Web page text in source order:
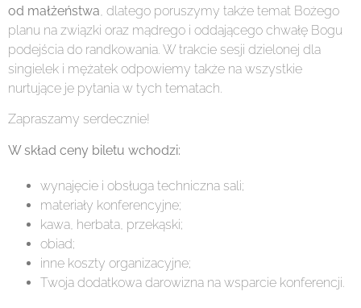
od małżeństwa, dlatego poruszymy także temat Bożego
planu na związki oraz mądrego i oddającego chwałę Bogu
podejścia do randkowania. W trakcie sesji dzielonej dla
singielek i mężatek odpowiemy także na wszystkie
nurtujące je pytania w tych tematach.
Zapraszamy serdecznie!
W skład ceny biletu wchodzi:
wynajęcie i obsługa techniczna sali;
materiały konferencyjne;
kawa, herbata, przekąski;
obiad;
inne koszty organizacyjne;
Twoja dodatkowa darowizna na wsparcie konferencji.